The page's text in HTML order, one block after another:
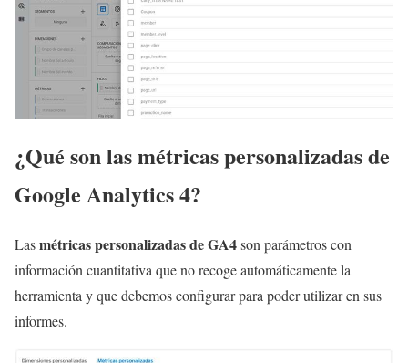
¿Qué son las métricas personalizadas de
Google Analytics 4?
Lasmétricas personalizadas de GA4son parámetros con
información cuantitativa que no recoge automáticamente la
herramienta y que debemos configurar para poder utilizar en sus
informes.